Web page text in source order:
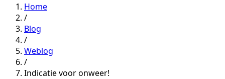
Home
/
Blog
/
Weblog
/
Indicatie voor onweer!